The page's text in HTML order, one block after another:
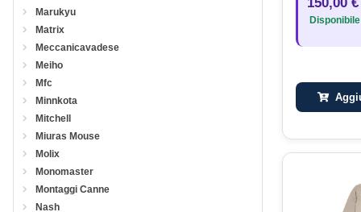
Marukyu
Matrix
Meccanicavadese
Meiho
Mfc
Minnkota
Mitchell
Miuras Mouse
Molix
Monomaster
Montaggi Canne
Nash
gestire
Disponibile